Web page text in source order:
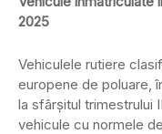
2025
Vehiculele rutiere
europene de poluare,
la sfârșitul trimestrului
vehicule cu normele